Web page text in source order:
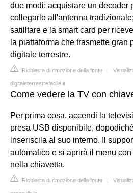
due modi: acquistare un decoder
collegarlo all'antenna
satilltare e la smart card per
la piattaforma che trasmette gran
digitale terrestre.
Richiesta di rimozione della fonte |
digitaleterrestrefacile.it
Come vedere la TV con
Per prima cosa, accendi la
presa USB disponibile,
inseriscila al suo interno. Il
automatico e si aprirà il menu
nella chiavetta.
Richiesta di rimozione della fonte |